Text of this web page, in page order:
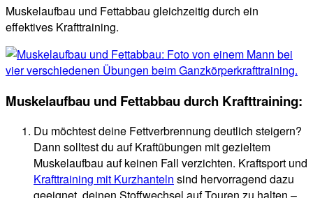
Muskelaufbau und Fettabbau gleichzeitig durch ein
effektives Krafttraining.
Muskelaufbau und Fettabbau durch Krafttraining:
Du möchtest deine Fettverbrennung deutlich steigern?
Dann solltest du auf Kraftübungen mit gezieltem
Muskelaufbau auf keinen Fall verzichten. Kraftsport und
Krafttraining mit Kurzhanteln sind hervorragend dazu